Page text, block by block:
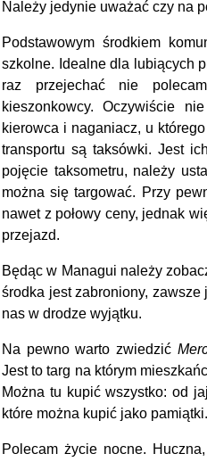
Należy jedynie uważać czy na
Podstawowym środkiem
szkolne. Idealne dla lubiących
raz przejechać nie
kieszonkowcy. Oczywiście
kierowca i naganiacz, u
transportu są taksówki. Jest
pojęcie taksometru, należy
można się targować. Przy
nawet z połowy ceny, jednak
przejazd.
Będąc w Managui należy
środka jest zabroniony, zawsze
nas w drodze wyjątku.
Na pewno warto zwiedzić
Jest to targ na którym
Można tu kupić wszystko: od
które można kupić jako pamiątki.
Polecam życie nocne.